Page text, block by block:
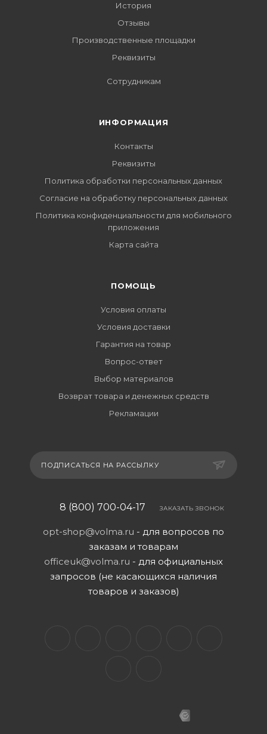
История
Отзывы
Производственные площадки
Реквизиты
Сотрудникам
ИНФОРМАЦИЯ
Контакты
Реквизиты
Политика обработки персональных данных
Согласие на обработку персональных данных
Политика конфиденциальности для мобильного
приложения
Карта сайта
ПОМОЩЬ
Условия оплаты
Условия доставки
Гарантия на товар
Вопрос-ответ
Выбор материалов
Возврат товара и денежных средств
Рекламации
ПОДПИСАТЬСЯ НА РАССЫЛКУ
8 (800) 700-04-17 ЗАКАЗАТЬ ЗВОНОК
opt-shop@volma.ru - для вопросов по
заказам и товарам
officeuk@volma.ru - для официальных
запросов (не касающихся наличия
товаров и заказов)